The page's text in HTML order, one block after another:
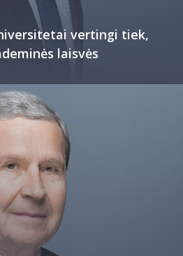
vertingi tiek,
laisvės